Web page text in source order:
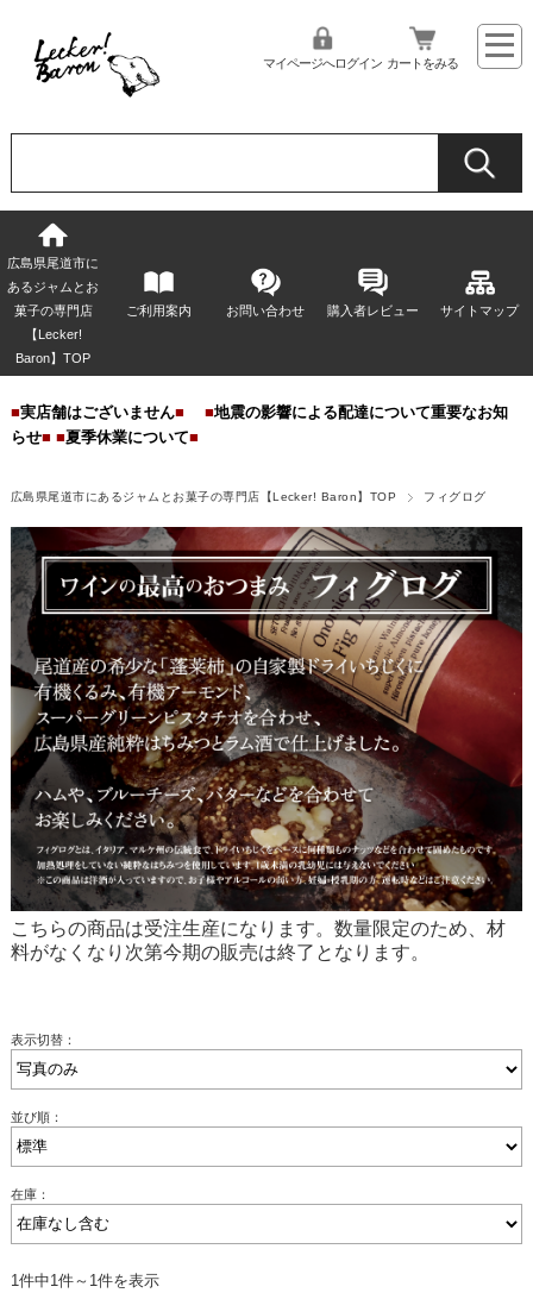
マイページへログイン カートをみる
広島県尾道市に
あるジャムとお
菓子の専門店
【Lecker!
Baron】TOP
ご利用案内 お問い合わせ 購入者レビュー サイトマップ
■実店舗はございません■ ■地震の影響による配達について重要なお知
らせ■ ■夏季休業について■
広島県尾道市にあるジャムとお菓子の専門店【Lecker! Baron】TOP フィグログ
こちらの商品は受注生産になります。数量限定のため、材
料がなくなり次第今期の販売は終了となります。
表示切替：
並び順：
在庫：
1件中1件～1件を表示